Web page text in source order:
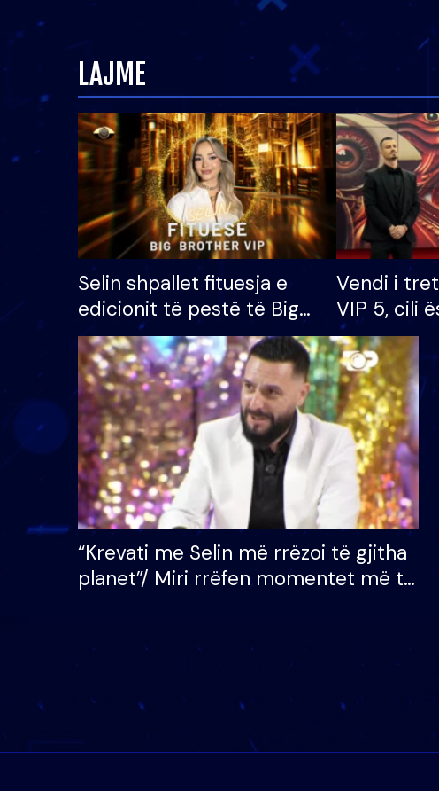
LAJME
Selin shpallet fituesja e
edicionit të pestë të Big
Brother VIP, rrëmben
çmimin e madh prej 100
mijë eurosh
Vendi i
VIP 5, cili
radhës që
“Krevati me Selin më rrëzoi të gjitha
planet”/ Miri rrëfen momentet më të